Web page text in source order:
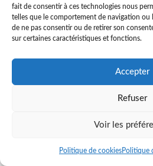
fait de consentir à ces technologies nous
telles que le comportement de navigation ou
de ne pas consentir ou de retirer son
sur certaines caractéristiques et fonctions.
Accepter
Refuser
Voir les
Politique de cookiesPolitique